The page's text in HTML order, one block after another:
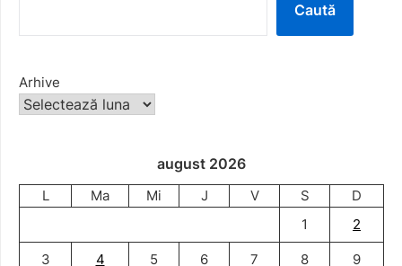
Caută
Arhive
august 2026
L Ma Mi J V S
D
1
2
3 4 5 6 7 8 9